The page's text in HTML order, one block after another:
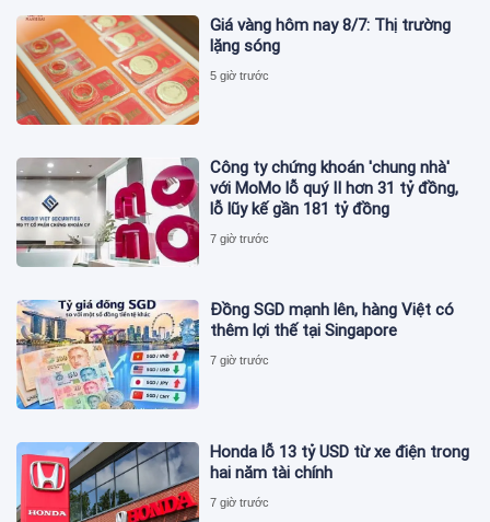
Giá vàng hôm nay 8/7: Thị trường
lặng sóng
5 giờ trước
Công ty chứng khoán 'chung nhà'
với MoMo lỗ quý II hơn 31 tỷ đồng,
lỗ lũy kế gần 181 tỷ đồng
7 giờ trước
Đồng SGD mạnh lên, hàng Việt có
thêm lợi thế tại Singapore
7 giờ trước
Honda lỗ 13 tỷ USD từ xe điện trong
hai năm tài chính
7 giờ trước